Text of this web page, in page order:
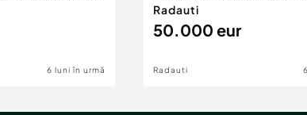
6 luni în urmă
Radauti
50.000 eur
Radauti